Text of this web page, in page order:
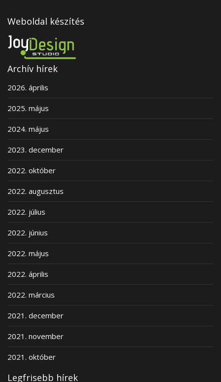
Weboldal készítés
Archív hírek
2026. április
2025. május
2024. május
2023. december
2022. október
2022. augusztus
2022. július
2022. június
2022. május
2022. április
2022. március
2021. december
2021. november
2021. október
Legfrisebb hírek